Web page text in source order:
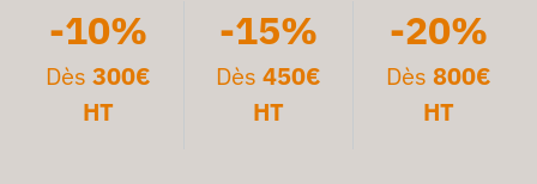
-10%
Dès300€
HT
-15%
Dès 450€
HT
-20%
Dès 800€
HT